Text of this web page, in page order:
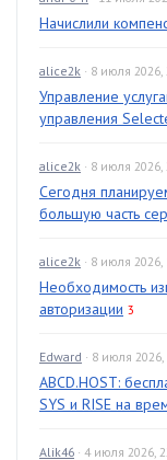
Начислили
alice2k · 8 июля 2026,
Управление
управления
alice2k · 8 июля 2026,
Сегодня
большую часть
alice2k · 8 июля 2026,
Необходимость
авторизации 3
Edward · 8 июля 2026,
ABCD.HOST:
SYS и RISE на
Alik46 · 4 июля 2026,